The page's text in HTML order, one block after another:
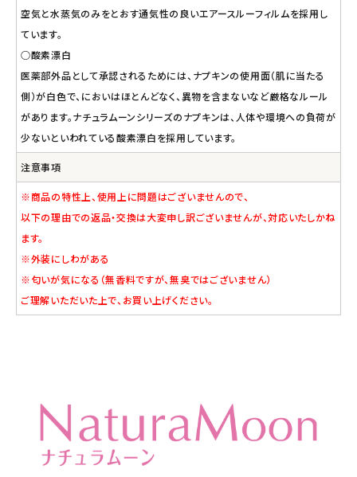
空気と水蒸気のみをとおす通気性の良いエアースルーフィルムを採用し
ています。
○酸素漂白
医薬部外品として承認されるためには、ナプキンの使用面（肌に当たる
側）が白色で、においはほとんどなく、異物を含まないなど厳格なルール
があります。ナチュラムーンシリーズのナプキンは、人体や環境への負荷が
少ないといわれている酸素漂白を採用しています。
注意事項
※商品の特性上、使用上に問題はございませんので、
以下の理由での返品・交換は大変申し訳ございませんが、対応いたしかね
ます。
※外装にしわがある
※匂いが気になる（無香料ですが、無臭ではございません）
ご理解いただいた上で、お買い上げください。